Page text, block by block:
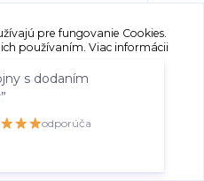
do košíka
pre fungovanie Cookies.
používaním. Viac informácii
s dodaním
odporúča